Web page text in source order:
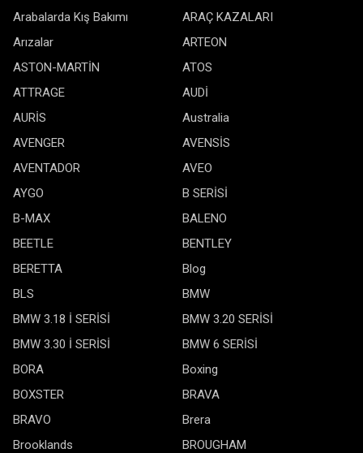
Arabalarda Kış Bakımı
ARAÇ KAZALARI
Arızalar
ARTEON
ASTON-MARTİN
ATOS
ATTRAGE
AUDİ
AURİS
Australia
AVENGER
AVENSİS
AVENTADOR
AVEO
AYGO
B SERİSİ
B-MAX
BALENO
BEETLE
BENTLEY
BERETTA
Blog
BLS
BMW
BMW 3.18 İ SERİSİ
BMW 3.20 SERİSİ
BMW 3.30 İ SERİSİ
BMW 6 SERİSİ
BORA
Boxing
BOXSTER
BRAVA
BRAVO
Brera
Brooklands
BROUGHAM